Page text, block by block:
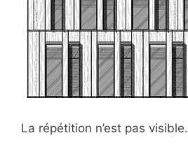
La répétition n’est pas visible.